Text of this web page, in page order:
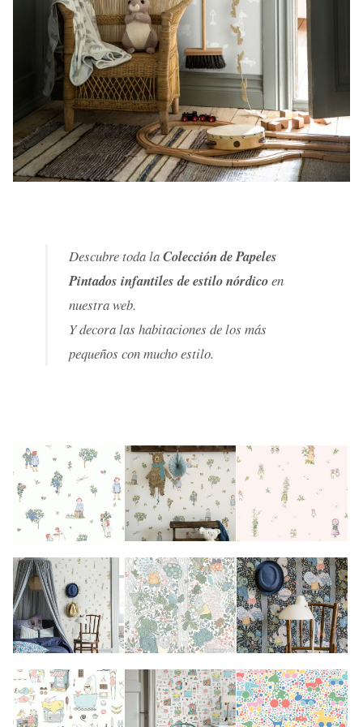
Descubre toda laColección de Papeles
Pintados infantiles de estilo nórdicoen
nuestra web.
Y decora las habitaciones de los más
pequeños con mucho estilo.